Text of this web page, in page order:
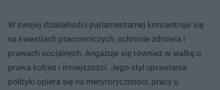
W swojej działalności parlamentarnej koncentruje się
na kwestiach pracowniczych, ochronie zdrowia i
prawach socjalnych. Angażuje się również w walkę o
prawa kobiet i mniejszości. Jego styl uprawiania
polityki opiera się na merytoryczności, pracy u